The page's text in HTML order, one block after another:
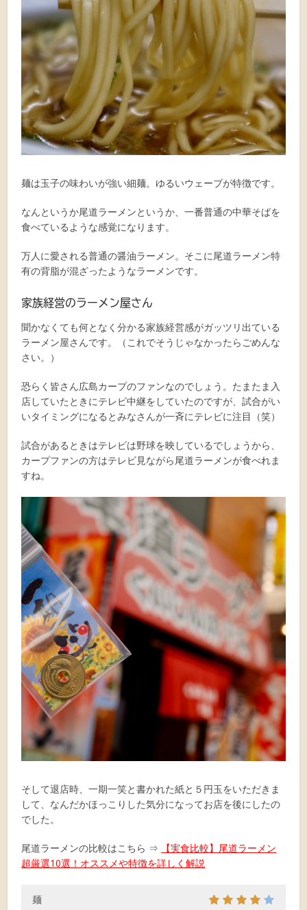
麺は玉子の味わいが強い細麺。ゆるいウェーブが特徴です。
なんというか尾道ラーメンというか、一番普通の中華そばを
食べているような感覚になります。
万人に愛される普通の醤油ラーメン。そこに尾道ラーメン特
有の背脂が混ざったようなラーメンです。
家族経営のラーメン屋さん
聞かなくても何となく分かる家族経営感がガッツリ出ている
ラーメン屋さんです。（これでそうじゃなかったらごめんな
さい。）
恐らく皆さん広島カープのファンなのでしょう。たまたま入
店していたときにテレビ中継をしていたのですが、試合がい
いタイミングになるとみなさんが一斉にテレビに注目（笑）
試合があるときはテレビは野球を映しているでしょうから、
カープファンの方はテレビ見ながら尾道ラーメンが食べれま
すね。
そして退店時、一期一笑と書かれた紙と５円玉をいただきま
して、なんだかほっこりした気分になってお店を後にしたの
でした。
尾道ラーメンの比較はこちら ⇒
【実食比較】尾道ラーメン
超厳選10選！オススメや特徴を詳しく解説
麺